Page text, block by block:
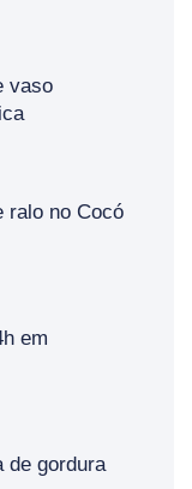
vaso
ralo no Cocó
em
de gordura